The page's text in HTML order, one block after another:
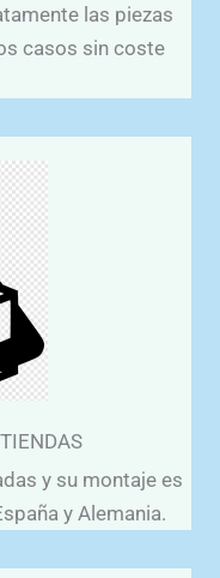
las piezas
casos sin coste
y su montaje es
y Alemania.